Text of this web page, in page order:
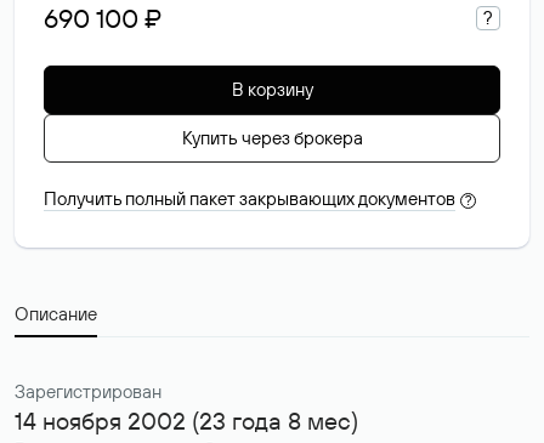
690 100 ₽ ?
В корзину
Купить через брокера
Получить полный пакет закрывающих документов ?
Описание
Зарегистрирован
14 ноября 2002 (23 года 8 мес)